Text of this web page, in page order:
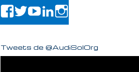
Tweets de @AudiSolOrg